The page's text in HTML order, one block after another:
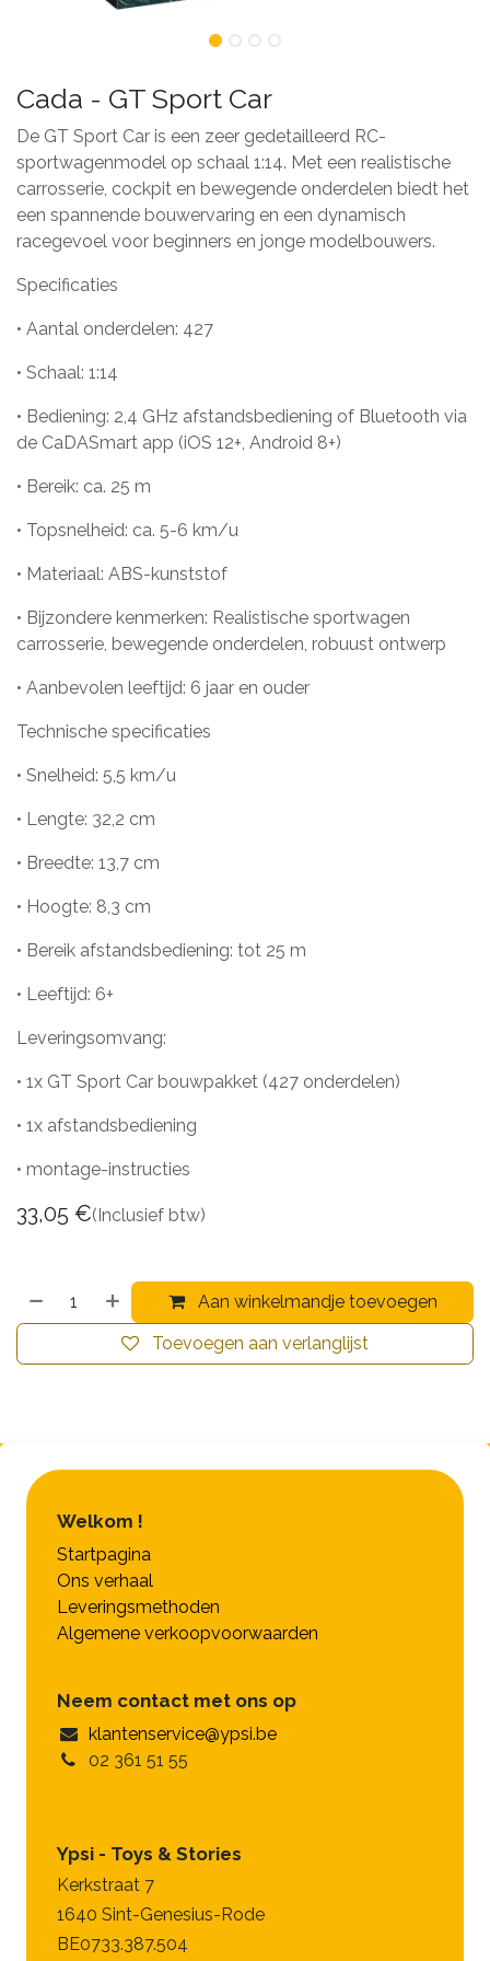
Cada - GT Sport Car
De GT Sport Car is een zeer gedetailleerd RC-
sportwagenmodel op schaal 1:14. Met een realistische
carrosserie, cockpit en bewegende onderdelen biedt het
een spannende bouwervaring en een dynamisch
racegevoel voor beginners en jonge modelbouwers.
Specificaties
• Aantal onderdelen: 427
• Schaal: 1:14
• Bediening: 2,4 GHz afstandsbediening of Bluetooth via
de CaDASmart app (iOS 12+, Android 8+)
• Bereik: ca. 25 m
• Topsnelheid: ca. 5-6 km/u
• Materiaal: ABS-kunststof
• Bijzondere kenmerken: Realistische sportwagen
carrosserie, bewegende onderdelen, robuust ontwerp
• Aanbevolen leeftijd: 6 jaar en ouder
Technische specificaties
• Snelheid: 5,5 km/u
• Lengte: 32,2 cm
• Breedte: 13,7 cm
• Hoogte: 8,3 cm
• Bereik afstandsbediening: tot 25 m
• Leeftijd: 6+
Leveringsomvang:
• 1x GT Sport Car bouwpakket (427 onderdelen)
• 1x afstandsbediening
• montage-instructies
33,05 €(Inclusief btw)
Aan winkelmandje toevoegen
Toevoegen aan verlanglijst
Welkom !
Startpagina
Ons verhaal
Leveringsmethoden
Algemene verkoopvoorwaarden
Neem contact met ons op
klantenservice@ypsi.be
02 361 51 55
Ypsi - Toys & Stories
Kerkstraat 7
1640 Sint-Genesius-Rode
BE0733.387.504